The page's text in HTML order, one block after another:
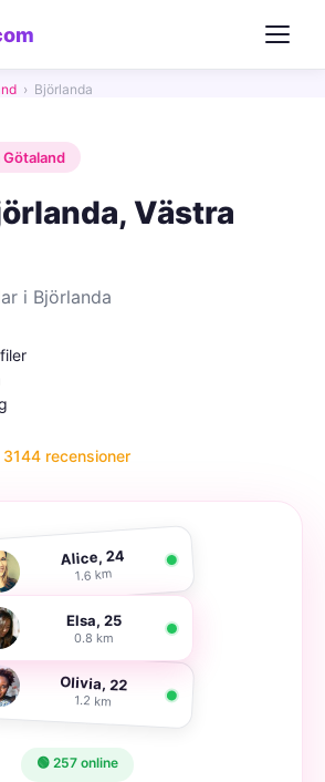
› Björlanda
Götaland
Västra
i Björlanda
recensioner
Alice, 24
1.6 km
Elsa, 25
0.8 km
Olivia, 22
1.2 km
🟢 257 online